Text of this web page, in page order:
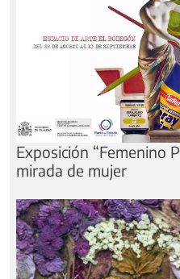
Exposición “Femenino
mirada de mujer